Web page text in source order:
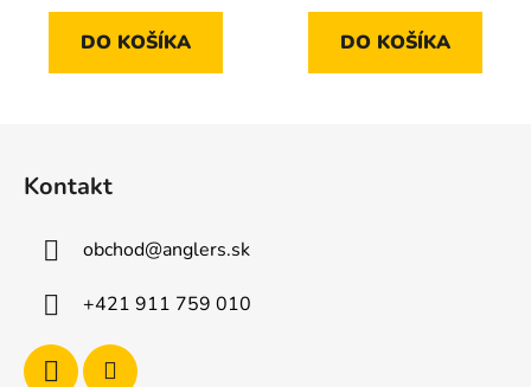
DO KOŠÍKA DO KOŠÍKA
Kontakt
obchod@anglers.sk
+421 911 759 010